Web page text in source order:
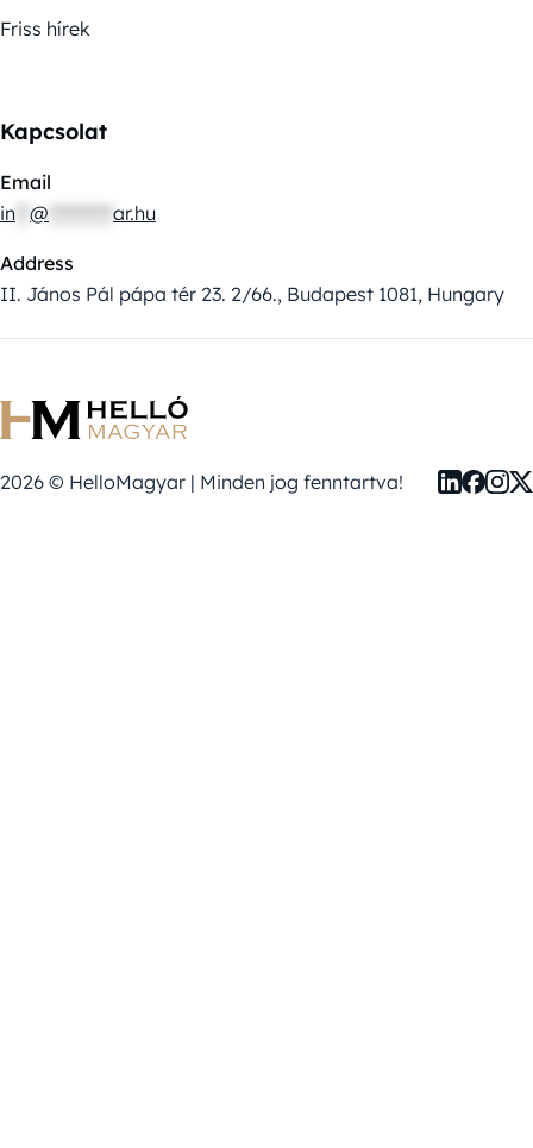
Friss hírek
Kapcsolat
Email
in @ ar.hu
Address
II. János Pál pápa tér 23. 2/66., Budapest 1081, Hungary
2026 © HelloMagyar | Minden jog fenntartva!